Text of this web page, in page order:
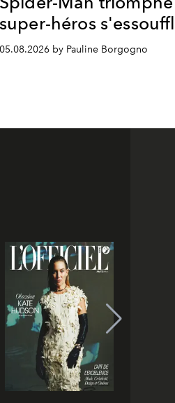
super-héros
05.08.2026 by Pauline Borgogno